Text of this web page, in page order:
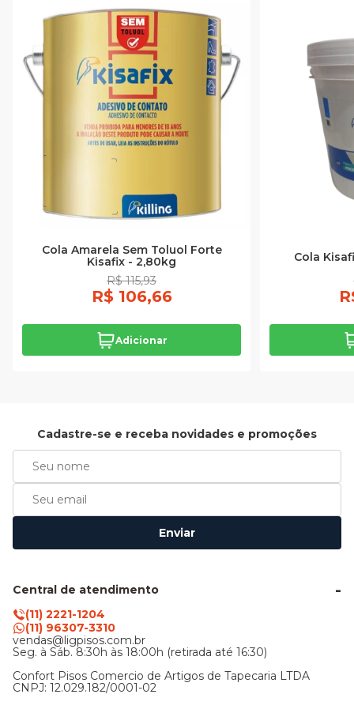
Cola Amarela Sem Toluol Forte
Kisafix - 2,80kg
R$ 115,93
R$ 106,66
Adicionar
Cola
Cadastre-se e receba novidades e promoções
Enviar
Central de atendimento
(11) 2221-1204
(11) 96307-3310
vendas@ligpisos.com.br
Seg. à Sáb. 8:30h às 18:00h (retirada até 16:30)
Confort Pisos Comercio de Artigos de Tapecaria LTDA
CNPJ: 12.029.182/0001-02